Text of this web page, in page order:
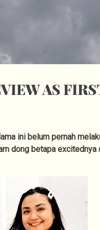
AS
ini belum pernah
dong betapa excitednya